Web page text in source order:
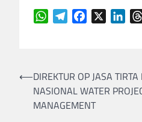
WhatsAppTelegramFacebook
Navigasi
pos
⟵DIREKTUR OP JASA
NASIONAL WATER
MANAGEMENT